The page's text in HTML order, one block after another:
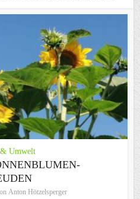
Umwelt
Anton Hötzelsperger